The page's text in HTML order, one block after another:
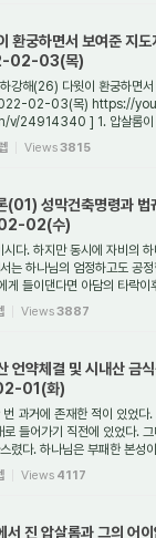
환궁하면서 보여준 지도
02-03(목)
강해(26) 다윗이 환궁하면
02-03(목) https://
24914340 ] 1. 압살롬이
Views3815
성막건축명령과 법
02(수)
다. 하지만 동시에 자비의
는 하나님의 엄정하고도 공
게 들이댄다면 아담의 타락이
Views3887
언약체결 및 시내산 금
01(화)
과거에 존재한 적이 있었다.
들어가기 직전에 있었다. 그
렸다. 하나님은 부패한 본성
Views 4117
진 압살롬과 그의 어